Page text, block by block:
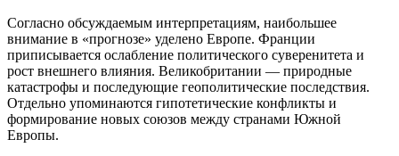
Согласно обсуждаемым интерпретациям, наибольшее
внимание в «прогнозе» уделено Европе. Франции
приписывается ослабление политического суверенитета и
рост внешнего влияния. Великобритании — природные
катастрофы и последующие геополитические последствия.
Отдельно упоминаются гипотетические конфликты и
формирование новых союзов между странами Южной
Европы.